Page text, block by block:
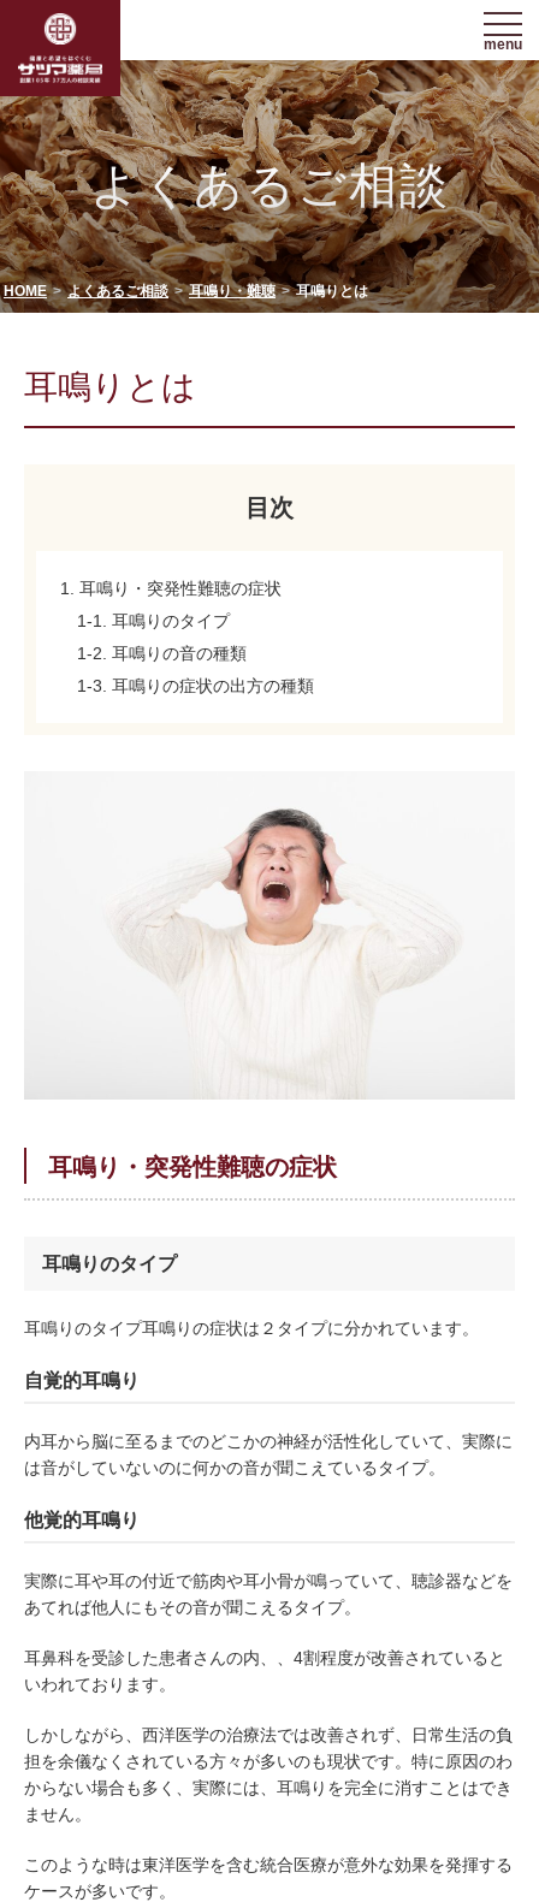
menu
よくあるご相談
HOME よくあるご相談 耳鳴り・難聴 耳鳴りとは
耳鳴りとは
目次
1. 耳鳴り・突発性難聴の症状
1-1. 耳鳴りのタイプ
1-2. 耳鳴りの音の種類
1-3. 耳鳴りの症状の出方の種類
耳鳴り・突発性難聴の症状
耳鳴りのタイプ
耳鳴りのタイプ耳鳴りの症状は２タイプに分かれています。
自覚的耳鳴り
内耳から脳に至るまでのどこかの神経が活性化していて、実際に
は音がしていないのに何かの音が聞こえているタイプ。
他覚的耳鳴り
実際に耳や耳の付近で筋肉や耳小骨が鳴っていて、聴診器などを
あてれば他人にもその音が聞こえるタイプ。
耳鼻科を受診した患者さんの内、、4割程度が改善されていると
いわれております。
しかしながら、西洋医学の治療法では改善されず、日常生活の負
担を余儀なくされている方々が多いのも現状です。特に原因のわ
からない場合も多く、実際には、耳鳴りを完全に消すことはでき
ません。
このような時は東洋医学を含む統合医療が意外な効果を発揮する
ケースが多いです。